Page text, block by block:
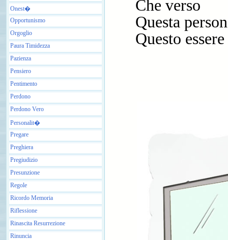
Onest�
Opportunismo
Orgoglio
Paura Timidezza
Pazienza
Pensiero
Pentimento
Perdono
Perdono Vero
Personalit�
Pregare
Preghiera
Pregiudizio
Presunzione
Regole
Ricordo Memoria
Riflessione
Rinascita Resurrezione
Rinuncia
Che verso
Questa
Questo essere